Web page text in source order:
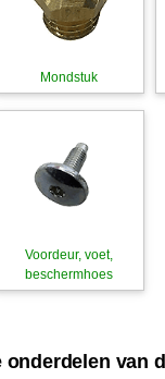
Mondstuk
Voordeur, voet,
beschermhoes
van